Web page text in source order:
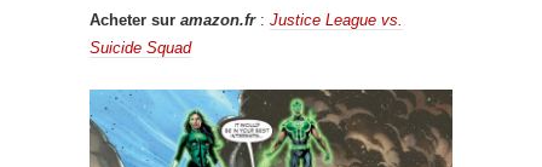
Acheter sur amazon.fr: Justice League vs.
Suicide Squad